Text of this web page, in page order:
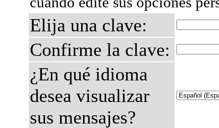
Elija una clave:
Confirme la clave:
¿En qué idioma
desea visualizar
sus mensajes?